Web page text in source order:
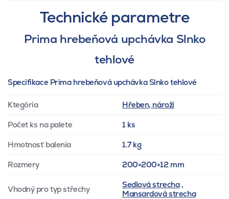
Technické parametre
Prima hrebeňová upchávka Slnko
tehlové
Specifikace Prima hrebeňová upchávka Slnko tehlové
Ktegória Hřeben, nároží
Počet ks na palete 1 ks
Hmotnosť balenia 1.7 kg
Rozmery 200×200×12 mm
Vhodný pro typ střechy Sedlová strecha,
Mansardová strecha